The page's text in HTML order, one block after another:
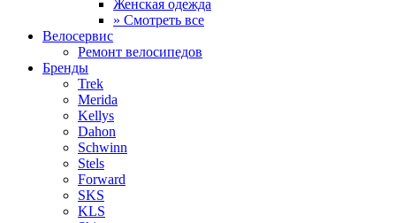
Женская одежда
» Смотреть все
Велосервис
Ремонт велосипедов
Бренды
Trek
Merida
Kellys
Dahon
Schwinn
Stels
Forward
SKS
KLS